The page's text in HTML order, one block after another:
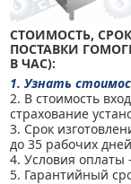
СТОИМОСТЬ,
ПОСТАВКИ
В ЧАС):
1. Узнать
2. В стоимость
страхование
3. Срок
до 35 рабочих
4. Условия оплаты
5. Гарантийный